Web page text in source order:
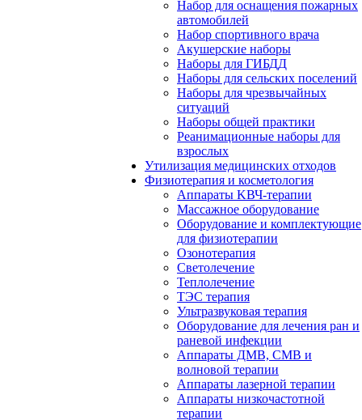
Набор для оснащения пожарных
автомобилей
Набор спортивного врача
Акушерские наборы
Наборы для ГИБДД
Наборы для сельских поселений
Наборы для чрезвычайных
ситуаций
Наборы общей практики
Реанимационные наборы для
взрослых
Утилизация медицинских отходов
Физиотерапия и косметология
Аппараты KВЧ-терапии
Массажное оборудование
Оборудование и комплектующие
для физиотерапии
Озонотерапия
Светолечение
Теплолечение
ТЭС терапия
Ультразвуковая терапия
Оборудование для лечения ран и
раневой инфекции
Аппараты ДМВ, СМВ и
волновой терапии
Аппараты лазерной терапии
Аппараты низкочастотной
терапии